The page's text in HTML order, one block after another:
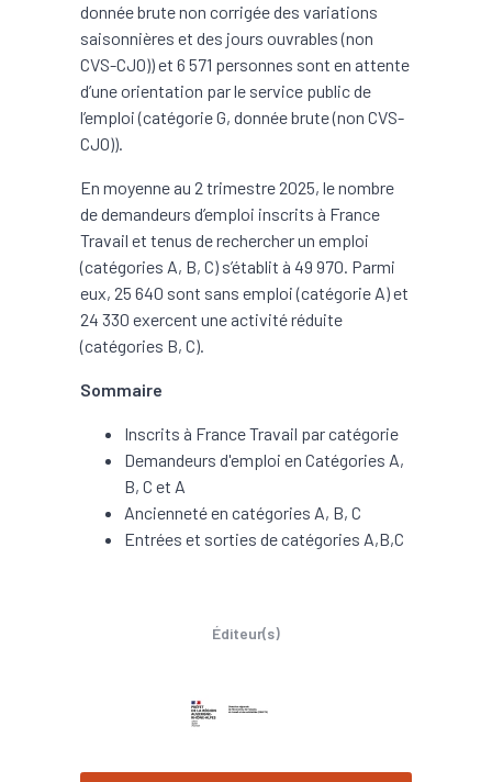
donnée brute non corrigée des variations
saisonnières et des jours ouvrables (non
CVS-CJO)) et 6 571 personnes sont en attente
d’une orientation par le service public de
l’emploi (catégorie G, donnée brute (non CVS-
CJO)).
En moyenne au 2 trimestre 2025, le nombre
de demandeurs d’emploi inscrits à France
Travail et tenus de rechercher un emploi
(catégories A, B, C) s’établit à 49 970. Parmi
eux, 25 640 sont sans emploi (catégorie A) et
24 330 exercent une activité réduite
(catégories B, C).
Sommaire
Inscrits à France Travail par catégorie
Demandeurs d'emploi en Catégories A,
B, C et A
Ancienneté en catégories A, B, C
Entrées et sorties de catégories A,B,C
Éditeur(s)